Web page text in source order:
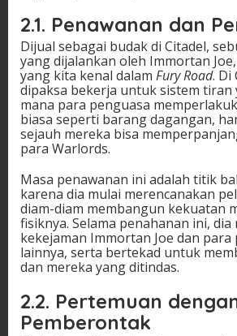
2.1. Penawanan dan
Dijual sebagai budak di Citadel,
yang dijalankan oleh Immortan
yang kita kenal dalam Fury Road. Di
dipaksa bekerja untuk sistem tiran
mana para penguasa
biasa seperti barang dagangan,
sejauh mereka bisa
para Warlords.
Masa penawanan ini adalah titik
karena dia mulai merencanakan
diam-diam membangun kekuatan
fisiknya. Selama penahanan ini,
kekejaman Immortan Joe dan para
lainnya, serta bertekad untuk
dan mereka yang ditindas.
2.2. Pertemuan
Pemberontak